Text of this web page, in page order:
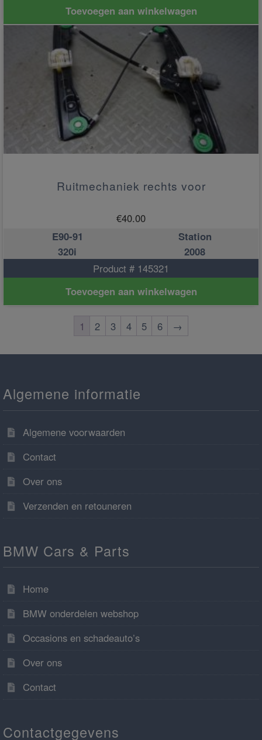
Toevoegen aan winkelwagen
Ruitmechaniek rechts voor
€40.00
E90-91
Station
320i
2008
Product # 145321
Toevoegen aan winkelwagen
1 2 3 4 5 6 →
Algemene informatie
Algemene voorwaarden
Contact
Over ons
Verzenden en retouneren
BMW Cars & Parts
Home
BMW onderdelen webshop
Occasions en schadeauto’s
Over ons
Contact
Contactgegevens